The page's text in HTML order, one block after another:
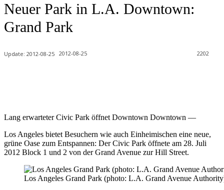
Neuer Park in L.A. Downtown:
Grand Park
Update: 2012-08-25 2012-08-25 2202
Lang erwarteter Civic Park öffnet Downtown Downtown —
Los Angeles bietet Besuchern wie auch Einheimischen eine neue,
grüne Oase zum Entspannen: Der Civic Park öffnete am 28. Juli
2012 Block 1 und 2 von der Grand Avenue zur Hill Street.
Los Angeles Grand Park (photo: L.A. Grand Avenue